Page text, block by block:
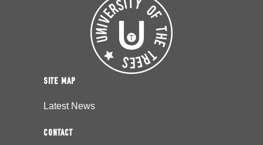
SITE MAP
Latest News
CONTACT